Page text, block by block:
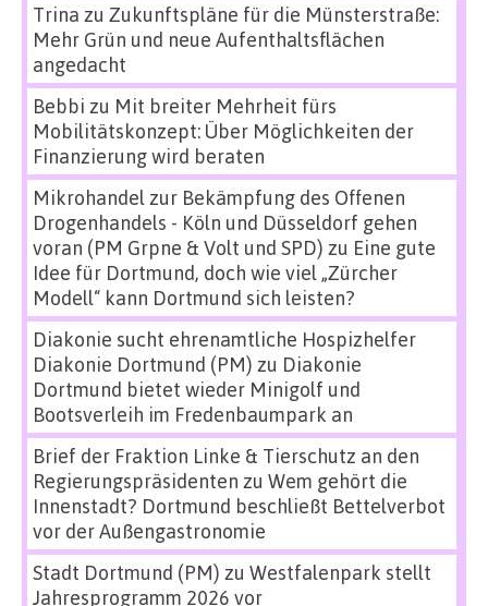
Trina zu Zukunftspläne für die Münsterstraße:
Mehr Grün und neue Aufenthaltsflächen
angedacht
Bebbi zu Mit breiter Mehrheit fürs
Mobilitätskonzept: Über Möglichkeiten der
Finanzierung wird beraten
Mikrohandel zur Bekämpfung des Offenen
Drogenhandels - Köln und Düsseldorf gehen
voran (PM Grpne & Volt und SPD) zu Eine gute
Idee für Dortmund, doch wie viel „Zürcher
Modell“ kann Dortmund sich leisten?
Diakonie sucht ehrenamtliche Hospizhelfer
Diakonie Dortmund (PM) zu Diakonie
Dortmund bietet wieder Minigolf und
Bootsverleih im Fredenbaumpark an
Brief der Fraktion Linke & Tierschutz an den
Regierungspräsidenten zu Wem gehört die
Innenstadt? Dortmund beschließt Bettelverbot
vor der Außengastronomie
Stadt Dortmund (PM) zu Westfalenpark stellt
Jahresprogramm 2026 vor